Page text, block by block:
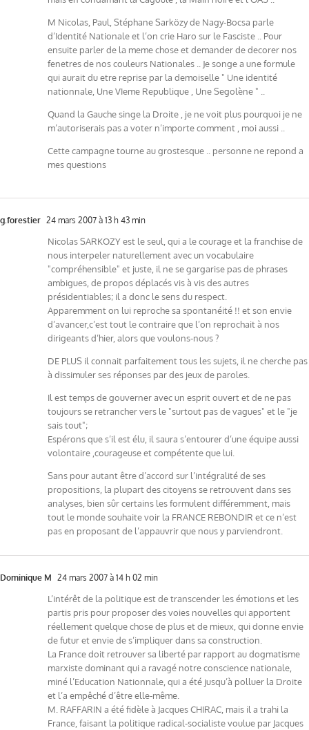
M Nicolas, Paul, Stéphane Sarközy de Nagy-Bocsa parle
d’Identité Nationale et l’on crie Haro sur le Fasciste .. Pour
ensuite parler de la meme chose et demander de decorer nos
fenetres de nos couleurs Nationales .. Je songe a une formule
qui aurait du etre reprise par la demoiselle " Une identité
nationnale, Une VIeme Republique , Une Segolène " ..
Quand la Gauche singe la Droite , je ne voit plus pourquoi je ne
m’autoriserais pas a voter n’importe comment , moi aussi ..
Cette campagne tourne au grostesque .. personne ne repond a
mes questions
g.forestier 24 mars 2007 à 13 h 43 min
Nicolas SARKOZY est le seul, qui a le courage et la franchise de
nous interpeler naturellement avec un vocabulaire
"compréhensible" et juste, il ne se gargarise pas de phrases
ambigues, de propos déplacés vis à vis des autres
présidentiables; il a donc le sens du respect.
Apparemment on lui reproche sa spontanéité !! et son envie
d’avancer,c’est tout le contraire que l’on reprochait à nos
dirigeants d’hier, alors que voulons-nous ?
DE PLUS il connait parfaitement tous les sujets, il ne cherche pas
à dissimuler ses réponses par des jeux de paroles.
Il est temps de gouverner avec un esprit ouvert et de ne pas
toujours se retrancher vers le "surtout pas de vagues" et le "je
sais tout";
Espérons que s’il est élu, il saura s’entourer d’une équipe aussi
volontaire ,courageuse et compétente que lui.
Sans pour autant être d’accord sur l’intégralité de ses
propositions, la plupart des citoyens se retrouvent dans ses
analyses, bien sûr certains les formulent différemment, mais
tout le monde souhaite voir la FRANCE REBONDIR et ce n’est
pas en proposant de l’appauvrir que nous y parviendront.
Dominique M 24 mars 2007 à 14 h 02 min
L’intérêt de la politique est de transcender les émotions et les
partis pris pour proposer des voies nouvelles qui apportent
réellement quelque chose de plus et de mieux, qui donne envie
de futur et envie de s’impliquer dans sa construction.
La France doit retrouver sa liberté par rapport au dogmatisme
marxiste dominant qui a ravagé notre conscience nationale,
miné l’Education Nationnale, qui a été jusqu’à polluer la Droite
et l’a empêché d’être elle-même.
M. RAFFARIN a été fidèle à Jacques CHIRAC, mais il a trahi la
France, faisant la politique radical-socialiste voulue par Jacques